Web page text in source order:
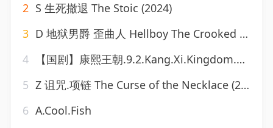
2 S 生死撤退 The Stoic (2024)
3 D 地狱男爵 歪曲人 Hellboy The Crooked Man (2024)
4
【国剧】康熙王朝.9.2.Kang.Xi.Kingdom.2021.EP01-46.WEB-DL.2160p.H265.AAC
5 Z 诅咒.项链 The Curse of the Necklace (2024)
6 A.Cool.Fish